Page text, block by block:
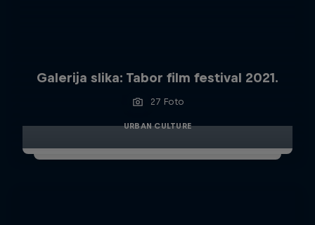
Galerija slika: Tabor film festival 2021.
27 Foto
URBAN CULTURE